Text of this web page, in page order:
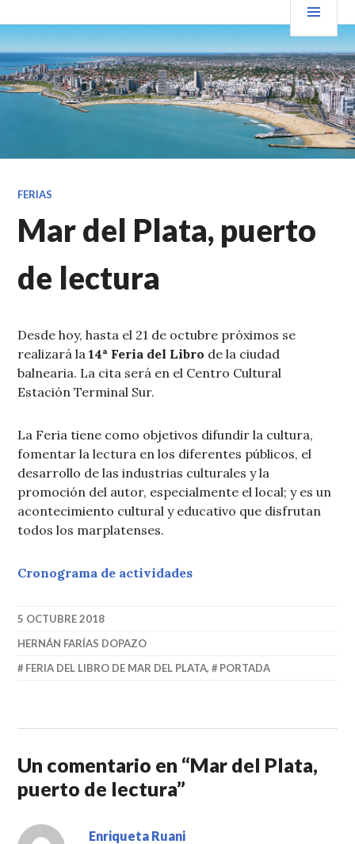
al
contenido.
VENDER+LIBROS NOTICIAS
FERIAS
Mar del Plata, puerto
de lectura
Desde hoy, hasta el 21 de octubre próximos se
realizará la14ª Feria del Libro de la ciudad
balnearia. La cita será en el Centro Cultural
Estación Terminal Sur.
La Feria tiene como objetivos difundir la cultura,
fomentar la lectura en los diferentes públicos, el
desarrollo de las industrias culturales y la
promoción del autor, especialmente el local; y es un
acontecimiento cultural y educativo que disfrutan
todos los marplatenses.
Cronograma de actividades
5 OCTUBRE 2018
HERNÁN FARÍAS DOPAZO
FERIA DEL LIBRO DE MAR DEL PLATA, PORTADA
Un comentario en “Mar del Plata,
puerto de lectura”
Enriqueta Ruani